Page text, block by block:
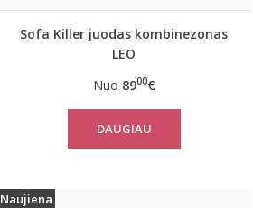
Sofa Killer juodas kombinezonas
LEO
Nuo 8900€
DAUGIAU
Naujiena